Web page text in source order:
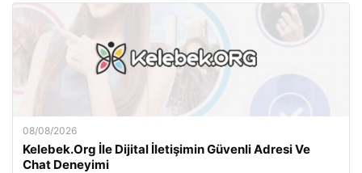
08/08/2026
Kelebek.Org İle Dijital İletişimin Güvenli Adresi Ve
Chat Deneyimi